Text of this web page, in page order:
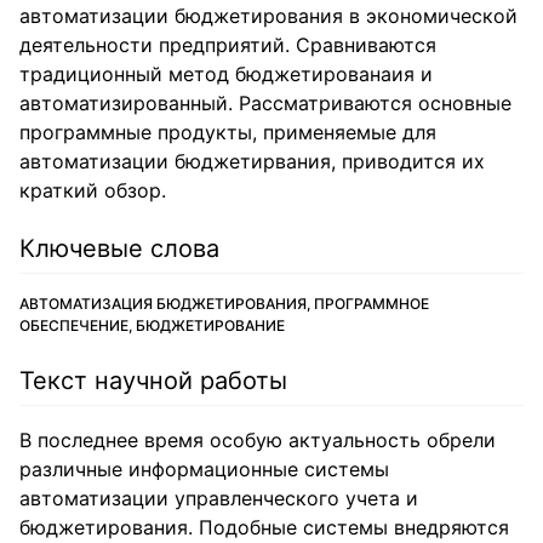
автоматизации бюджетирования в экономической
деятельности предприятий. Сравниваются
традиционный метод бюджетированаия и
автоматизированный. Рассматриваются основные
программные продукты, применяемые для
автоматизации бюджетирвания, приводится их
краткий обзор.
Ключевые слова
АВТОМАТИЗАЦИЯ БЮДЖЕТИРОВАНИЯ, ПРОГРАММНОЕ
ОБЕСПЕЧЕНИЕ, БЮДЖЕТИРОВАНИЕ
Текст научной работы
В последнее время особую актуальность обрели
различные информационные системы
автоматизации управленческого учета и
бюджетирования. Подобные системы внедряются